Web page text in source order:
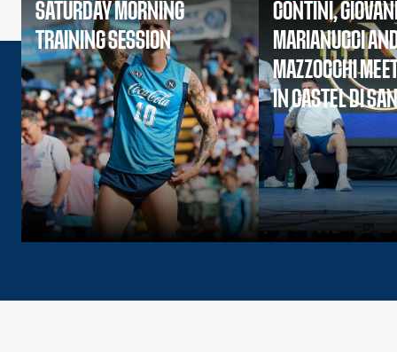
SATURDAY MORNING
TRAINING SESSION
CONTINI,
MARIANUCCI
MAZZOCCHI
IN CASTEL DI